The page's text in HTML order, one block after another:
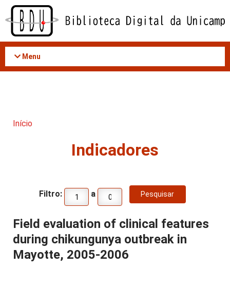
Acessar
conteúdo
Menu
Início
Indicadores
Filtro: a
Field evaluation of clinical features
during chikungunya outbreak in
Mayotte, 2005-2006